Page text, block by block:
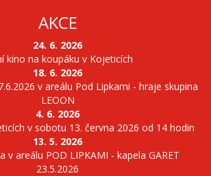
AKCE
24. 6. 2026
kino na koupáku v Kojeticích
18. 6. 2026
v areálu Pod Lipkami - hraje skupina
LEOON
4. 6. 2026
v sobotu 13. června 2026 od 14 hodin
13. 5. 2026
v areálu POD LIPKAMI - kapela GARET
23.5.2026